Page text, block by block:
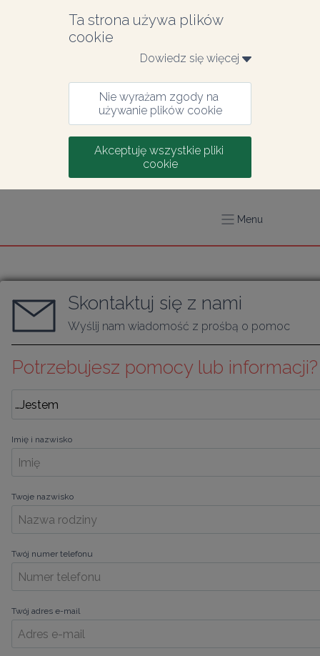
Ta strona używa plików
cookie
Dowiedz się więcej
Nie wyrażam zgody na
używanie plików cookie
Akceptuję wszystkie pliki
cookie
Menu
Skontaktuj się z nami
Wyślij nam wiadomość z prośbą o pomoc
Potrzebujesz pomocy lub informacji?
Imię i nazwisko
Twoje nazwisko
Twój numer telefonu
Twój adres e-mail